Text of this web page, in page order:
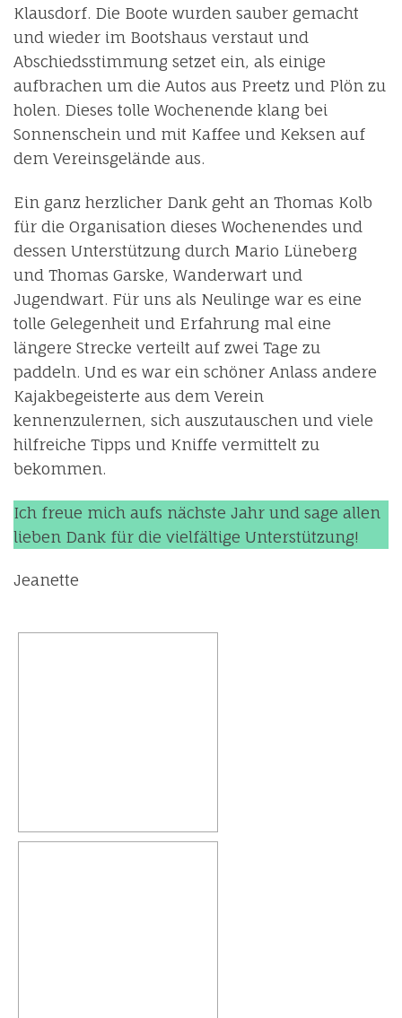
Klausdorf. Die Boote wurden sauber gemacht
und wieder im Bootshaus verstaut und
Abschiedsstimmung setzet ein, als einige
aufbrachen um die Autos aus Preetz und Plön zu
holen. Dieses tolle Wochenende klang bei
Sonnenschein und mit Kaffee und Keksen auf
dem Vereinsgelände aus.
Ein ganz herzlicher Dank geht an Thomas Kolb
für die Organisation dieses Wochenendes und
dessen Unterstützung durch Mario Lüneberg
und Thomas Garske, Wanderwart und
Jugendwart. Für uns als Neulinge war es eine
tolle Gelegenheit und Erfahrung mal eine
längere Strecke verteilt auf zwei Tage zu
paddeln. Und es war ein schöner Anlass andere
Kajakbegeisterte aus dem Verein
kennenzulernen, sich auszutauschen und viele
hilfreiche Tipps und Kniffe vermittelt zu
bekommen.
Ich freue mich aufs nächste Jahr und sage allen
lieben Dank für die vielfältige Unterstützung!
Jeanette